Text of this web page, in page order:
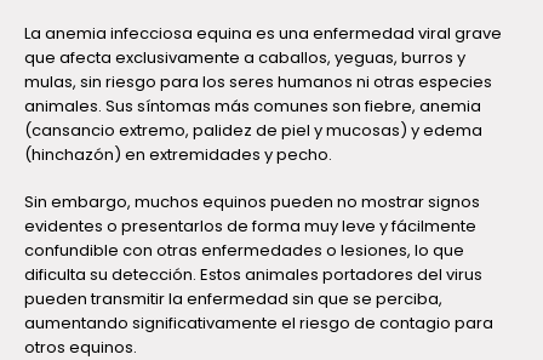
La anemia infecciosa equina es una enfermedad viral grave
que afecta exclusivamente a caballos, yeguas, burros y
mulas, sin riesgo para los seres humanos ni otras especies
animales. Sus síntomas más comunes son fiebre, anemia
(cansancio extremo, palidez de piel y mucosas) y edema
(hinchazón) en extremidades y pecho.
Sin embargo, muchos equinos pueden no mostrar signos
evidentes o presentarlos de forma muy leve y fácilmente
confundible con otras enfermedades o lesiones, lo que
dificulta su detección. Estos animales portadores del virus
pueden transmitir la enfermedad sin que se perciba,
aumentando significativamente el riesgo de contagio para
otros equinos.